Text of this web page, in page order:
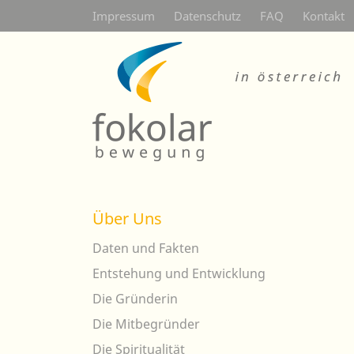
Secondarymenü
Impressum Datenschutz FAQ Kontakt
Über Uns
Daten und Fakten
Entstehung und Entwicklung
Die Gründerin
Die Mitbegründer
Die Spiritualität